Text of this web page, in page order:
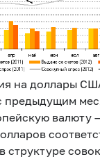
на доллары
предыдущим
валюту
структуре